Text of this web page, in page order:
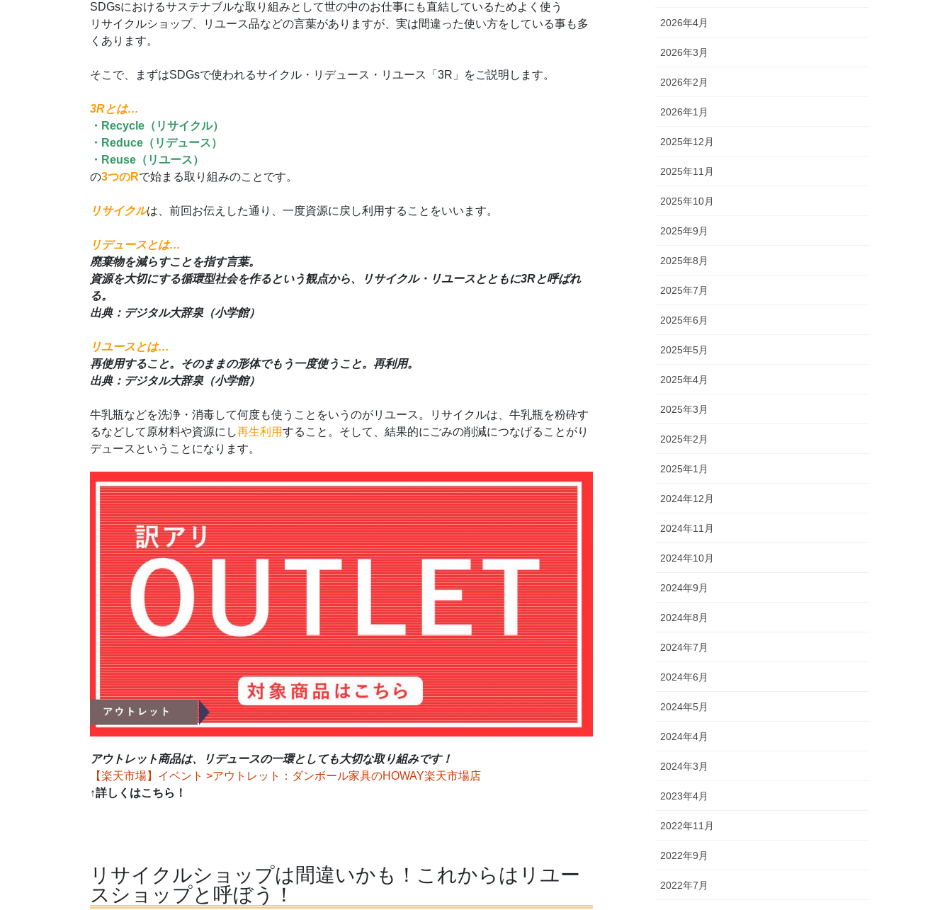
SDGsにおけるサステナブルな取り組みとして世の中のお仕事にも直結しているためよく使う
リサイクルショップ、リユース品などの言葉がありますが、実は間違った使い方をしている事も多
くあります。
そこで、まずはSDGsで使われるサイクル・リデュース・リユース「3R」をご説明します。
3Rとは…
・Recycle（リサイクル）
・Reduce（リデュース）
・Reuse（リユース）
の3つのRで始まる取り組みのことです。
リサイクルは、前回お伝えした通り、一度資源に戻し利用することをいいます。
リデュースとは…
廃棄物を減らすことを指す言葉。
資源を大切にする循環型社会を作るという観点から、リサイクル・リユースとともに3Rと呼ばれ
る。
出典：デジタル大辞泉（小学館）
リユースとは…
再使用すること。そのままの形体でもう一度使うこと。再利用。
出典：デジタル大辞泉（小学館）
牛乳瓶などを洗浄・消毒して何度も使うことをいうのがリユース。リサイクルは、牛乳瓶を粉砕す
るなどして原材料や資源にし再生利用すること。そして、結果的にごみの削減につなげることがり
デュースということになります。
アウトレット商品は、リデュースの一環としても大切な取り組みです！
【楽天市場】イベント >アウトレット：ダンボール家具のHOWAY楽天市場店
↑詳しくはこちら！
リサイクルショップは間違いかも！これからはリユー
スショップと呼ぼう！
2026年4月
2026年3月
2026年2月
2026年1月
2025年12月
2025年11月
2025年10月
2025年9月
2025年8月
2025年7月
2025年6月
2025年5月
2025年4月
2025年3月
2025年2月
2025年1月
2024年12月
2024年11月
2024年10月
2024年9月
2024年8月
2024年7月
2024年6月
2024年5月
2024年4月
2024年3月
2023年4月
2022年11月
2022年9月
2022年7月